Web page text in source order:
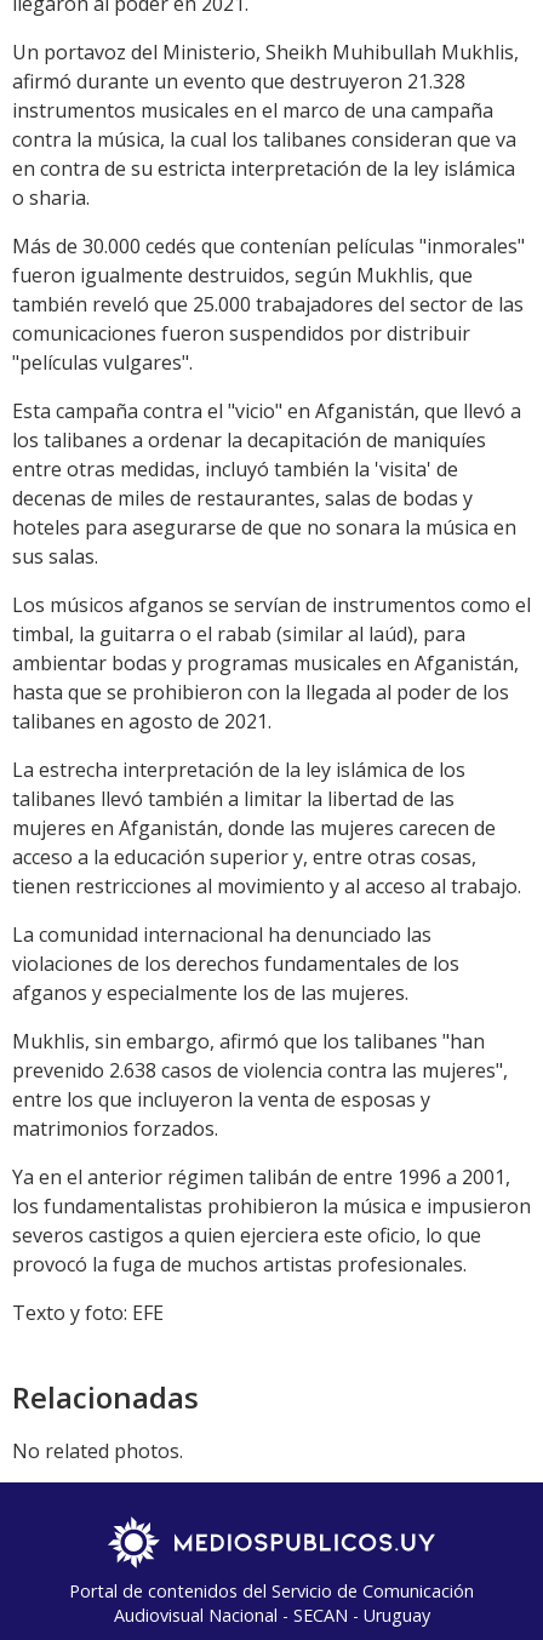
Un portavoz del Ministerio, Sheikh Muhibullah Mukhlis,
afirmó durante un evento que destruyeron 21.328
instrumentos musicales en el marco de una campaña
contra la música, la cual los talibanes consideran que va
en contra de su estricta interpretación de la ley islámica
o sharia.
Más de 30.000 cedés que contenían películas "inmorales"
fueron igualmente destruidos, según Mukhlis, que
también reveló que 25.000 trabajadores del sector de las
comunicaciones fueron suspendidos por distribuir
"películas vulgares".
Esta campaña contra el "vicio" en Afganistán, que llevó a
los talibanes a ordenar la decapitación de maniquíes
entre otras medidas, incluyó también la 'visita' de
decenas de miles de restaurantes, salas de bodas y
hoteles para asegurarse de que no sonara la música en
sus salas.
Los músicos afganos se servían de instrumentos como el
timbal, la guitarra o el rabab (similar al laúd), para
ambientar bodas y programas musicales en Afganistán,
hasta que se prohibieron con la llegada al poder de los
talibanes en agosto de 2021.
La estrecha interpretación de la ley islámica de los
talibanes llevó también a limitar la libertad de las
mujeres en Afganistán, donde las mujeres carecen de
acceso a la educación superior y, entre otras cosas,
tienen restricciones al movimiento y al acceso al trabajo.
La comunidad internacional ha denunciado las
violaciones de los derechos fundamentales de los
afganos y especialmente los de las mujeres.
Mukhlis, sin embargo, afirmó que los talibanes "han
prevenido 2.638 casos de violencia contra las mujeres",
entre los que incluyeron la venta de esposas y
matrimonios forzados.
Ya en el anterior régimen talibán de entre 1996 a 2001,
los fundamentalistas prohibieron la música e impusieron
severos castigos a quien ejerciera este oficio, lo que
provocó la fuga de muchos artistas profesionales.
Texto y foto: EFE
Relacionadas
No related photos.
Portal de contenidos del Servicio de Comunicación
Audiovisual Nacional - SECAN - Uruguay